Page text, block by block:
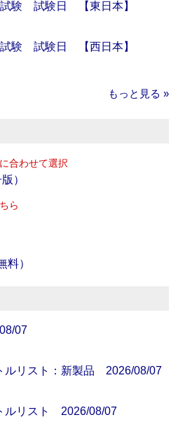
験 試験日 【東日本】
験 試験日 【西日本】
もっと見る »
合わせて選択
）
ら
料）
07
ルリスト：新製品 2026/08/07
ルリスト 2026/08/07